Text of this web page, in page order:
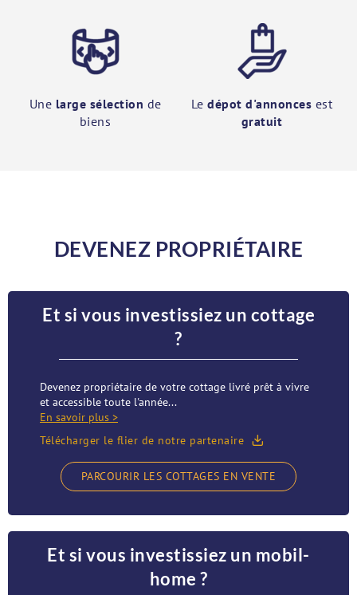
Une large sélection de
biens
Ledépot d'annonces est
gratuit
DEVENEZ PROPRIÉTAIRE
Et si vous investissiez un cottage
?
Devenez propriétaire de votre cottage livré prêt à vivre
et accessible toute l'année...
En savoir plus >
Télécharger le flier de notre partenaire
PARCOURIR LES COTTAGES EN VENTE
Et si vous investissiez un mobil-
home ?